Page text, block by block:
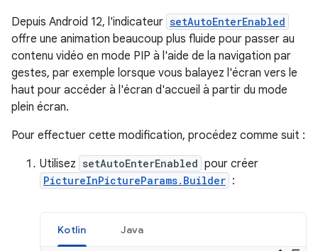
Depuis Android 12, l'indicateur setAutoEnterEnabled
offre une animation beaucoup plus fluide pour passer au
contenu vidéo en mode PIP à l'aide de la navigation par
gestes, par exemple lorsque vous balayez l'écran vers le
haut pour accéder à l'écran d'accueil à partir du mode
plein écran.
Pour effectuer cette modification, procédez comme suit :
Utilisez setAutoEnterEnabled pour créer
PictureInPictureParams.Builder :
Kotlin Java